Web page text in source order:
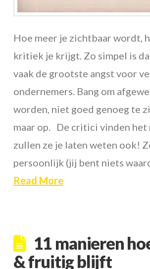
Hoe meer je zichtbaar wordt,
kritiek je krijgt. Zo simpel is
vaak de grootste angst voor
ondernemers. Bang om
worden, niet goed genoeg te
maar op. De critici vinden het
zullen ze je laten weten ook!
persoonlijk (jij bent niets
Read More
11 manieren
& fruitig blijft